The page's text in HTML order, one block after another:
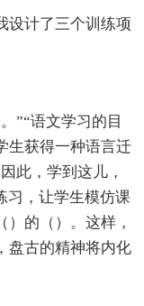
设计了三个训练项
”“语文学习的目
生获得一种语言迁
此，学到这儿，
习，让学生模仿课
的（）。这样，
盘古的精神将内化